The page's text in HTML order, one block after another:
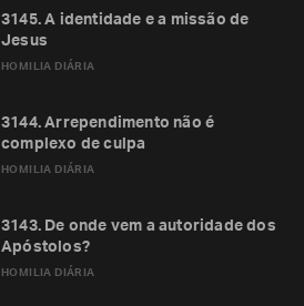
HOMILIA DIÁRIA
3145. A identidade e a missão de
Jesus
HOMILIA DIÁRIA
3144. Arrependimento não é
complexo de culpa
HOMILIA DIÁRIA
3143. De onde vem a autoridade dos
Apóstolos?